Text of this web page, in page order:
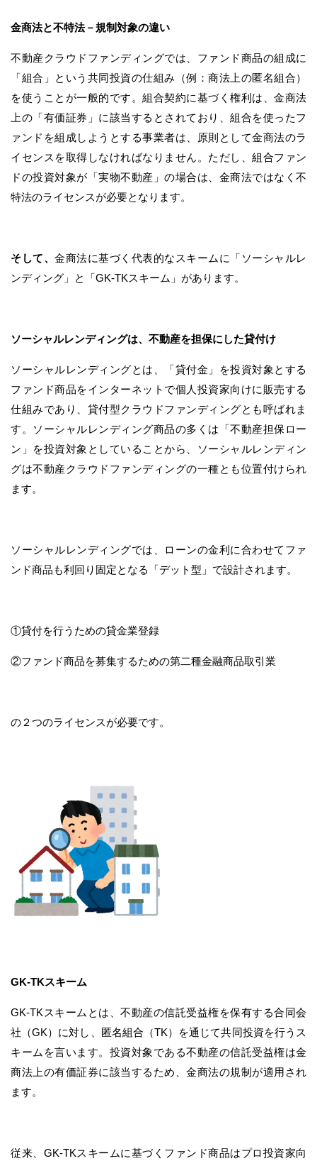
金商法と不特法－規制対象の違い
不動産クラウドファンディングでは、ファンド商品の組成に
「組合」という共同投資の仕組み（例：商法上の匿名組合）
を使うことが一般的です。組合契約に基づく権利は、金商法
上の「有価証券」に該当するとされており、組合を使ったフ
ァンドを組成しようとする事業者は、原則として金商法のラ
イセンスを取得しなければなりません。ただし、組合ファン
ドの投資対象が「実物不動産」の場合は、金商法ではなく不
特法のライセンスが必要となります。
そして、 金商法に基づく代表的なスキームに「ソーシャルレ
ンディング」と「GK-TKスキーム」があります。
ソーシャルレンディングは、不動産を担保にした貸付け
ソーシャルレンディングとは、「貸付金」を投資対象とする
ファンド商品をインターネットで個人投資家向けに販売する
仕組みであり、貸付型クラウドファンディングとも呼ばれま
す。ソーシャルレンディング商品の多くは「不動産担保ロー
ン」を投資対象としていることから、ソーシャルレンディン
グは不動産クラウドファンディングの一種とも位置付けられ
ます。
ソーシャルレンディングでは、ローンの金利に合わせてファ
ンド商品も利回り固定となる「デット型」で設計されます。
①貸付を行うための貸金業登録
②ファンド商品を募集するための第二種金融商品取引業
の２つのライセンスが必要です。
GK-TKスキーム
GK-TKスキームとは、不動産の信託受益権を保有する合同会
社（GK）に対し、匿名組合（TK）を通じて共同投資を行うス
キームを言います。投資対象である不動産の信託受益権は金
商法上の有価証券に該当するため、金商法の規制が適用され
ます。
従来、GK-TKスキームに基づくファンド商品はプロ投資家向